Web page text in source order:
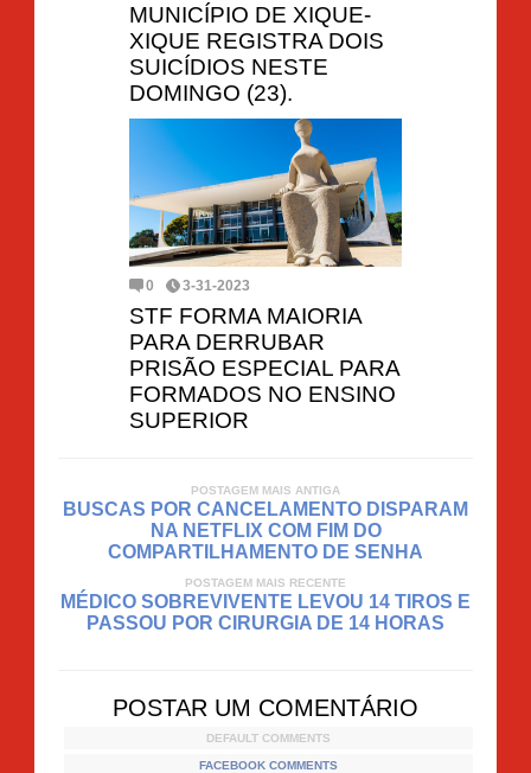
MUNICÍPIO DE XIQUE-
XIQUE REGISTRA DOIS
SUICÍDIOS NESTE
DOMINGO (23).
0 3-31-2023
STF FORMA MAIORIA
PARA DERRUBAR
PRISÃO ESPECIAL PARA
FORMADOS NO ENSINO
SUPERIOR
POSTAGEM MAIS ANTIGA
BUSCAS POR CANCELAMENTO DISPARAM
NA NETFLIX COM FIM DO
COMPARTILHAMENTO DE SENHA
POSTAGEM MAIS RECENTE
MÉDICO SOBREVIVENTE LEVOU 14 TIROS E
PASSOU POR CIRURGIA DE 14 HORAS
POSTAR UM COMENTÁRIO
DEFAULT COMMENTS
FACEBOOK COMMENTS